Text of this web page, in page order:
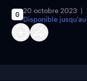
20 octobre 2023
Disponible jusqu'au